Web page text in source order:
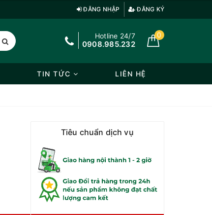
ĐĂNG NHẬP ĐĂNG KÝ
Hotline 24/7
0908.985.232
0
TIN TỨC LIÊN HỆ
Tiêu chuẩn dịch vụ